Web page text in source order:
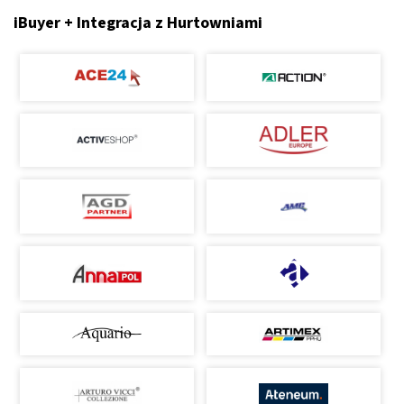
iBuyer + Integracja z Hurtowniami